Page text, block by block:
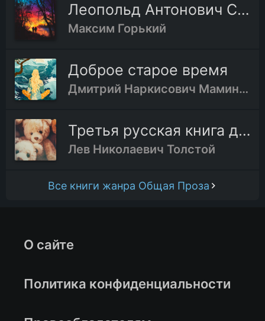
Леопольд Антонович Сулержицкий
Максим Горький
Доброе старое время
Дмитрий Наркисович Мамин-Сибиряк
Третья русская книга для чтения
Лев Николаевич Толстой
Все книги жанра Общая Проза
О сайте
Политика конфиденциальности